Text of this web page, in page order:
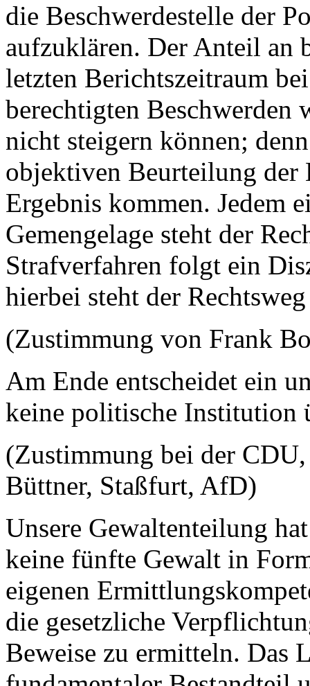
die Beschwerdestelle der
aufzuklären. Der Anteil an
letzten Berichtszeitraum
berechtigten Beschwerden
nicht steigern können;
objektiven Beurteilung der
Ergebnis kommen. Jedem
Gemengelage steht der
Strafverfahren folgt ein
hierbei steht der
(Zustimmung von Frank
Am Ende entscheidet ein
keine politische Institution
(Zustimmung bei der
Büttner, Staßfurt, AfD)
Unsere Gewaltenteilung
keine fünfte Gewalt in
eigenen
die gesetzliche
Beweise zu ermitteln. Das